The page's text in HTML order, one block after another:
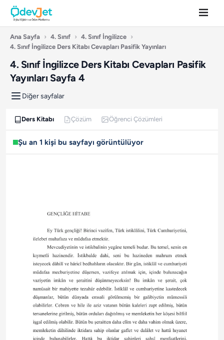
Ana Sayfa › 4. Sınıf › 4. Sınıf İngilizce ›
4. Sınıf İngilizce Ders Kitabı Cevapları Pasifik Yayınları
4. Sınıf İngilizce Ders Kitabı Cevapları Pasifik
Yayınları Sayfa 4
Diğer sayfalar
Ders Kitabı Çözüm Öğrenci Çözümleri
Şu an 1 kişi bu sayfayı görüntülüyor